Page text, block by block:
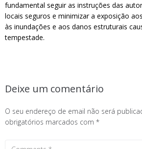
fundamental seguir as instruções das
locais seguros e minimizar a exposição
às inundações e aos danos estruturais
tempestade.
Deixe um comentário
O seu endereço de email não será
obrigatórios marcados com *